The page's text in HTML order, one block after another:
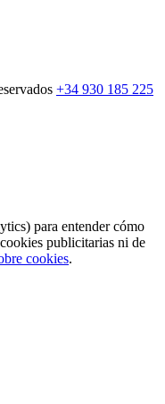
+34 930 185 225
para entender cómo
publicitarias ni de
cookies.